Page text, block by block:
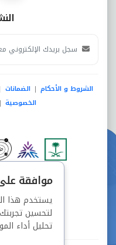
الشروط و الأحكام | الضمانات
الخصوصية |
موافقة
لتحسين
تحليل أداء